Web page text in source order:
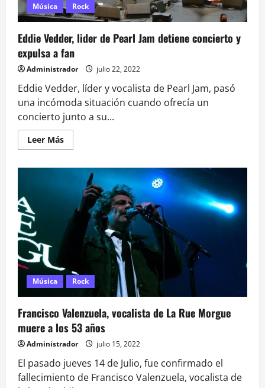
Música Rock
Eddie Vedder, lider de Pearl Jam detiene concierto y
expulsa a fan
Administrador julio 22, 2022
Eddie Vedder, líder y vocalista de Pearl Jam, pasó
una incómoda situación cuando ofrecía un
concierto junto a su...
Leer MásLeer
más
Vedder,
de
Pearl
Jam
detiene
concierto
expulsa
Música Rock
Francisco Valenzuela, vocalista de La Rue Morgue
muere a los 53 años
Administrador julio 15, 2022
El pasado jueves 14 de Julio, fue confirmado el
fallecimiento de Francisco Valenzuela, vocalista de